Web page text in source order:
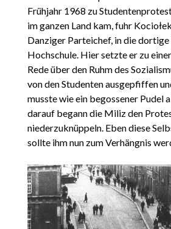
Frühjahr 1968 zu
im ganzen Land kam, fuhr
Danziger Parteichef, in die dortige
Hochschule. Hier setzte er zu
Rede über den Ruhm des
von den Studenten ausgepfiffen
musste wie ein begossener Pudel
darauf begann die Miliz den
niederzuknüppeln. Eben diese
sollte ihm nun zum Verhängnis